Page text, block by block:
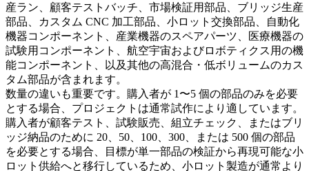
産ラン、顧客テストバッチ、市場検証用部品、ブリッジ生産
部品、カスタム CNC 加工部品、小ロット交換部品、自動化
機器コンポーネント、産業機器のスペアパーツ、医療機器の
試験用コンポーネント、航空宇宙およびロボティクス用の機
能コンポーネント、以及其他の高混合・低ボリュームのカス
タム部品が含まれます。
数量の違いも重要です。購入者が 1〜5 個の部品のみを必要
とする場合、プロジェクトは通常試作により適しています。
購入者が顧客テスト、試験販売、組立チェック、またはブリ
ッジ納品のために 20、50、100、300、または 500 個の部品
を必要とする場合、目標が単一部品の検証から再現可能な小
ロット供給へと移行しているため、小ロット製造が通常より